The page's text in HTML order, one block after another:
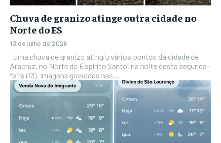
Chuva de granizo atinge outra cidade no
Norte do ES
13 de julho de 2026
Aracruz, no Norte do Espírito Santo, na noite desta segunda-
feira (13). Imagens gravadas nas...